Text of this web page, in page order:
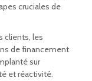
cruciales de
clients, les
de financement
sur
et réactivité.